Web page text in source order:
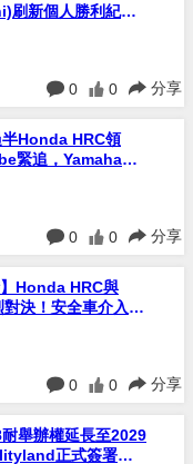
新個人勝利紀錄
0 0 分享
半Honda HRC領
緊追，Yamaha廠
0 0 分享
】Honda HRC與
決！安全車介入
時戰況全紀錄
0 0 分享
耐舉辦權延長至2029
正式簽署三